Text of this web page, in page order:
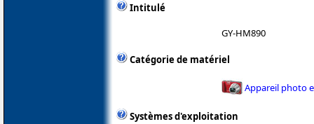
Intitulé
GY-HM890
Catégorie de matériel
Appareil photo
Systèmes d'exploitation